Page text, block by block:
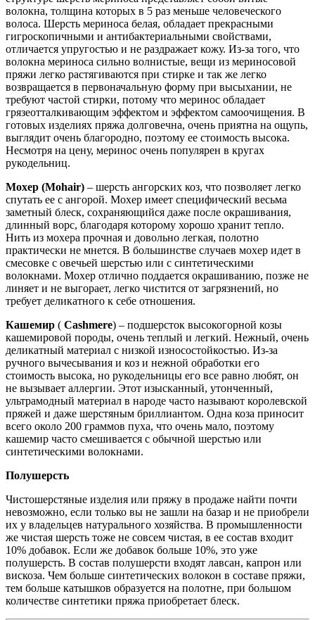
волокна, толщина которых в 5 раз меньше человеческого
волоса. Шерсть мериноса белая, обладает прекрасными
гигроскопичными и антибактериальными свойствами,
отличается упругостью и не раздражает кожу. Из-за того, что
волокна мериноса сильно волнистые, вещи из мериносовой
пряжи легко растягиваются при стирке и так же легко
возвращается в первоначальную форму при высыхании, не
требуют частой стирки, потому что меринос обладает
грязеотталкивающим эффектом и эффектом самоочищения. В
готовых изделиях пряжа долговечна, очень приятна на ощупь,
выглядит очень благородно, поэтому ее стоимость высока.
Несмотря на цену, меринос очень популярен в кругах
рукодельниц.
Мохер (Mohair) – шерсть ангорских коз, что позволяет легко
спутать ее с ангорой. Мохер имеет специфический весьма
заметный блеск, сохраняющийся даже после окрашивания,
длинный ворс, благодаря которому хорошо хранит тепло.
Нить из мохера прочная и довольно легкая, полотно
практически не мнется. В большинстве случаев мохер идет в
смесовке с овечьей шерстью или с синтетическими
волокнами. Мохер отлично поддается окрашиванию, позже не
линяет и не выгорает, легко чистится от загрязнений, но
требует деликатного к себе отношения.
Кашемир ( Cashmere) – подшерсток высокогорной козы
кашемировой породы, очень теплый и легкий. Нежный, очень
деликатный материал с низкой износостойкостью. Из-за
ручного вычесывания и коз и нежной обработки его
стоимость высока, но рукодельницы его все равно любят, он
не вызывает аллергии. Этот изысканный, утонченный,
ультрамодный материал в народе часто называют королевской
пряжей и даже шерстяным бриллиантом. Одна коза приносит
всего около 200 граммов пуха, что очень мало, поэтому
кашемир часто смешивается с обычной шерстью или
синтетическими волокнами.
Полушерсть
Чистошерстяные изделия или пряжу в продаже найти почти
невозможно, если только вы не зашли на базар и не приобрели
их у владельцев натурального хозяйства. В промышленности
же чистая шерсть тоже не совсем чистая, в ее состав входит
10% добавок. Если же добавок больше 10%, это уже
полушерсть. В состав полушерсти входят лавсан, капрон или
вискоза. Чем больше синтетических волокон в составе пряжи,
тем больше катышков образуется на полотне, при большом
количестве синтетики пряжа приобретает блеск.